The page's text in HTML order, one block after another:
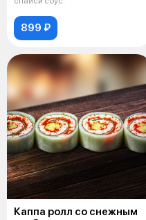
899 ₽
Каппа ролл со снежным